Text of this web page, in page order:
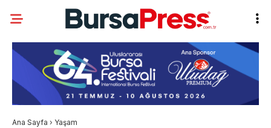
Ana Sayfa › Yaşam